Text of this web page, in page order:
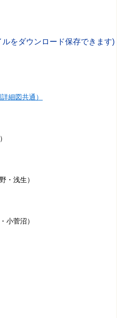
をダウンロード保存できます)
細図共通）
・浅生）
小菅沼）